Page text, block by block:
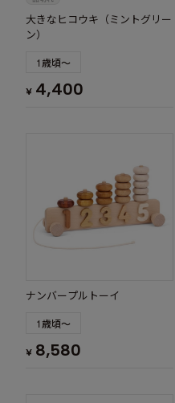
大きなヒコウキ（ミントグリー
ン）
1歳頃～
¥ 4,400
ナンバープルトーイ
1歳頃～
¥ 8,580